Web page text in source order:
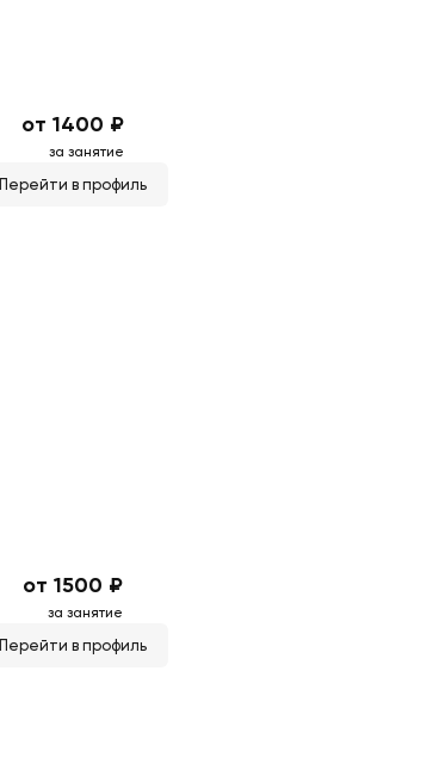
от 1400 ₽
за занятие
Перейти в профиль
от 1500 ₽
за занятие
Перейти в профиль